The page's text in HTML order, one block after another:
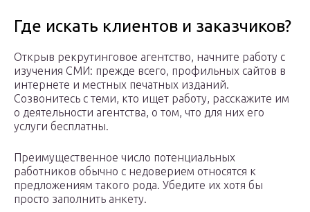
Где искать клиентов и заказчиков?
Открыв рекрутинговое агентство, начните работу с
изучения СМИ: прежде всего, профильных сайтов в
интернете и местных печатных изданий.
Созвонитесь с теми, кто ищет работу, расскажите им
о деятельности агентства, о том, что для них его
услуги бесплатны.
Преимущественное число потенциальных
работников обычно с недоверием относятся к
предложениям такого рода. Убедите их хотя бы
просто заполнить анкету.